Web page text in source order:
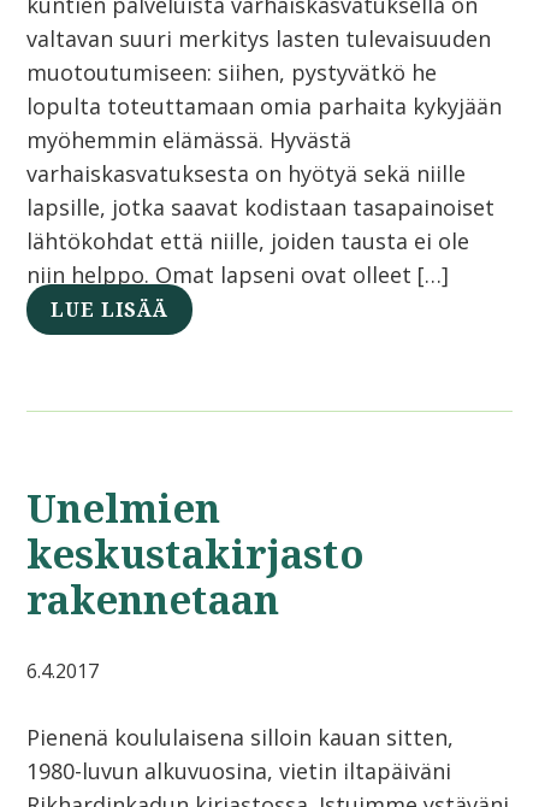
valtavan suuri merkitys lasten tulevaisuuden
muotoutumiseen: siihen, pystyvätkö he
lopulta toteuttamaan omia parhaita kykyjään
myöhemmin elämässä. Hyvästä
varhaiskasvatuksesta on hyötyä sekä niille
lapsille, jotka saavat kodistaan tasapainoiset
lähtökohdat että niille, joiden tausta ei ole
niin helppo. Omat lapseni ovat olleet […]
LUE LISÄÄ
Unelmien
keskustakirjasto
rakennetaan
6.4.2017
Pienenä koululaisena silloin kauan sitten,
1980-luvun alkuvuosina, vietin iltapäiväni